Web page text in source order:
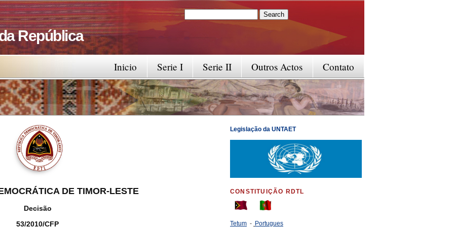
República
Search form
Contato
Outros Actos
Serie II
Serie I
Inicio
DE TIMOR-LESTE
Decisão
53/2010/CFP
Legislação da UNTAET
CONSTITUIÇÃO RDTL
Tetum - Portugues